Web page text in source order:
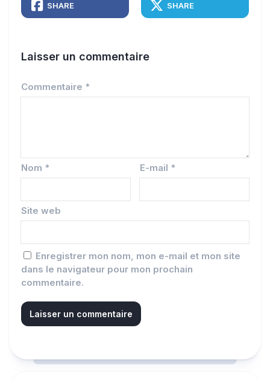
SHARE SHARE
Laisser un commentaire
Commentaire *
Nom * E-mail *
Site web
Enregistrer mon nom, mon e-mail et mon site
dans le navigateur pour mon prochain
commentaire.